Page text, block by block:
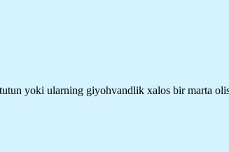
yoki ularning giyohvandlik xalos bir marta